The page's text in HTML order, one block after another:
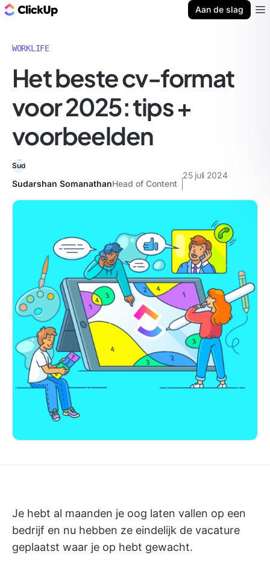
Aan de slag
WORKLIFE
Het beste cv-format
voor 2025: tips +
voorbeelden
Sudarshan SomanathanHead of Content
25 juli 2024
Je hebt al maanden je oog laten vallen op een
bedrijf en nu hebben ze eindelijk de vacature
geplaatst waar je op hebt gewacht.